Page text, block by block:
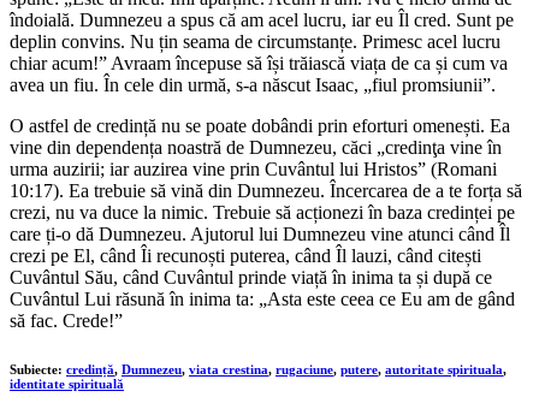
îndoială. Dumnezeu a spus că am acel lucru, iar eu Îl cred. Sunt pe
deplin convins. Nu țin seama de circumstanțe. Primesc acel lucru
chiar acum!” Avraam începuse să își trăiască viața de ca și cum va
avea un fiu. În cele din urmă, s-a născut Isaac, „fiul promsiunii”.
O astfel de credință nu se poate dobândi prin eforturi omenești. Ea
vine din dependența noastră de Dumnezeu, căci „credinţa vine în
urma auzirii; iar auzirea vine prin Cuvântul lui Hristos” (Romani
10:17). Ea trebuie să vină din Dumnezeu. Încercarea de a te forța să
crezi, nu va duce la nimic. Trebuie să acționezi în baza credinței pe
care ți-o dă Dumnezeu. Ajutorul lui Dumnezeu vine atunci când Îl
crezi pe El, când Îi recunoști puterea, când Îl lauzi, când citești
Cuvântul Său, când Cuvântul prinde viață în inima ta și după ce
Cuvântul Lui răsună în inima ta: „Asta este ceea ce Eu am de gând
să fac. Crede!”
Subiecte: credință, Dumnezeu, viata crestina, rugaciune, putere, autoritate spirituala,
identitate spirituală